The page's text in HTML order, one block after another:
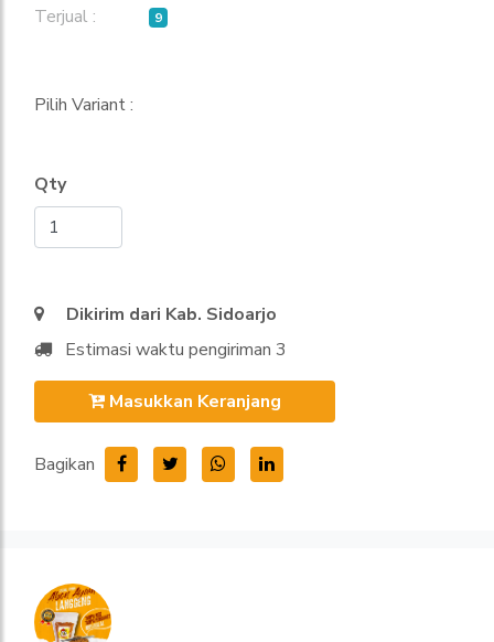
Terjual : 9
Pilih Variant :
Qty
Dikirim dari Kab. Sidoarjo
Estimasi waktu pengiriman 3
Masukkan Keranjang
Bagikan